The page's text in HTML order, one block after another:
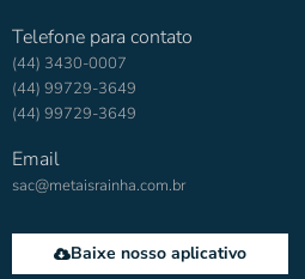
Telefone para contato
(44) 3430-0007
(44) 99729-3649
(44) 99729-3649
Email
sac@metaisrainha.com.br
Baixe nosso aplicativo